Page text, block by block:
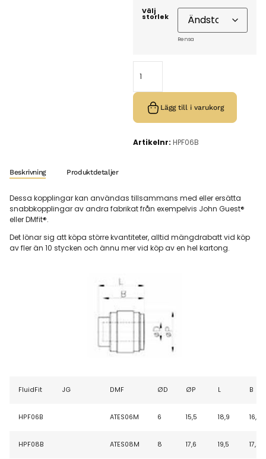
Välj
storlek
Rensa
Lägg till i varukorg
Artikelnr: HPF06B
Beskrivning Produktdetaljer
Dessa kopplingar kan användas tillsammans med eller ersätta
snabbkopplingar av andra fabrikat från exempelvis John Guest®
eller DMfit®.
Det lönar sig att köpa större kvantiteter, alltid mängdrabatt vid köp
av fler än 10 stycken och ännu mer vid köp av en hel kartong.
FluidFit JG DMF ØD ØP L B
HPF06B ATES06M 6 15,5 18,9 16,1
HPF08B ATES08M 8 17,6 19,5 17,5